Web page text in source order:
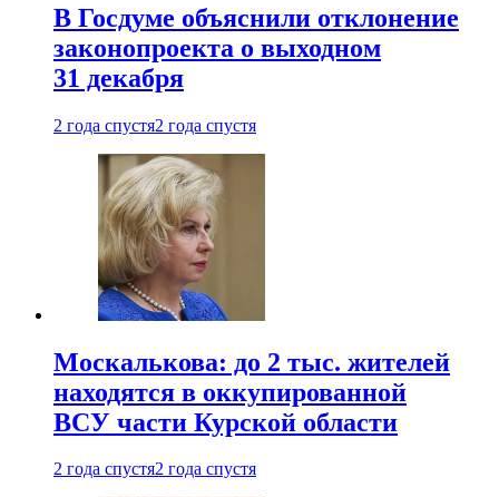
В Госдуме объяснили отклонение
законопроекта о выходном
31 декабря
2 года спустя2 года спустя
Москалькова: до 2 тыс. жителей
находятся в оккупированной
ВСУ части Курской области
2 года спустя2 года спустя